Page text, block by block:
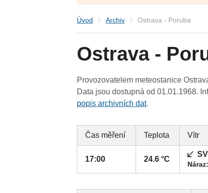
Úvod Archiv Ostrava - Poruba
Ostrava -
Provozovatelem meteostanice
Data jsou dostupná od 01.01.1968.
popis archivních dat.
Čas měření Teplota Vítr
17:00 24.6 °C